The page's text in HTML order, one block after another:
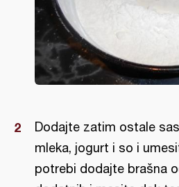
Dodajte zatim ostale
mleka, jogurt i so i
potrebi dodajte brašna